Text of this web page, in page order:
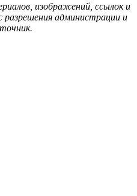
изображений, ссылок и
администрации и